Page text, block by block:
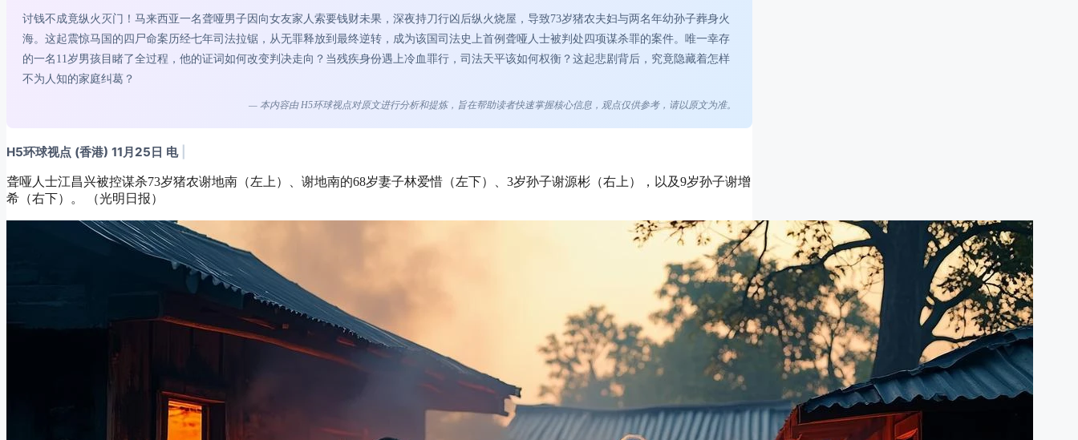
讨钱不成竟纵火灭门！马来西亚一名聋哑男子因向女友家人索要钱财未果，深夜持刀行凶后纵火烧屋，导致73岁猪农夫妇与两名年幼孙子葬身火
海。这起震惊马国的四尸命案历经七年司法拉锯，从无罪释放到最终逆转，成为该国司法史上首例聋哑人士被判处四项谋杀罪的案件。唯一幸存
的一名11岁男孩目睹了全过程，他的证词如何改变判决走向？当残疾身份遇上冷血罪行，司法天平该如何权衡？这起悲剧背后，究竟隐藏着怎样
不为人知的家庭纠葛？
— 本内容由 H5环球视点对原文进行分析和提炼，旨在帮助读者快速掌握核心信息，观点仅供参考，请以原文为准。
H5环球视点 (香港) 11月25日 电
聋哑人士江昌兴被控谋杀73岁猪农谢地南（左上）、谢地南的68岁妻子林爱惜（左下）、3岁孙子谢源彬（右上），以及9岁孙子谢增
希（右下）。 （光明日报）